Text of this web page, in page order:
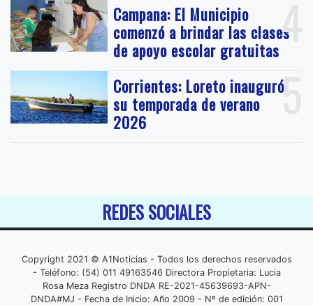
4
Campana: El Municipio
comenzó a brindar las clases
de apoyo escolar gratuitas
5
Corrientes: Loreto inauguró
su temporada de verano
2026
REDES SOCIALES
Copyright 2021 © A1Noticias - Todos los derechos reservados
- Teléfono: (54) 011 49163546 Directora Propietaria: Lucia
Rosa Meza Registro DNDA RE-2021-45639693-APN-
DNDA#MJ - Fecha de Inicio: Año 2009 - Nº de edición: 001